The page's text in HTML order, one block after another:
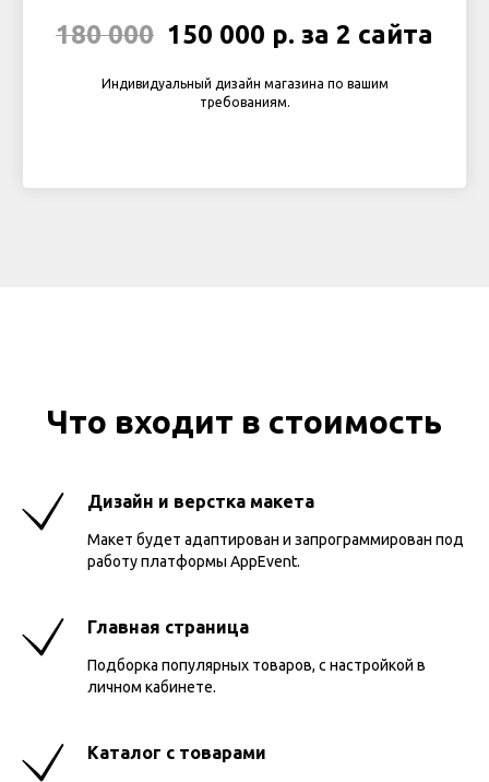
180 000 150 000 р. за 2 сайта
Индивидуальный дизайн магазина по вашим
требованиям.
Что входит в стоимость
Дизайн и верстка макета
Макет будет адаптирован и запрограммирован под
работу платформы AppEvent.
Главная страница
Подборка популярных товаров, с настройкой в
личном кабинете.
Каталог с товарами